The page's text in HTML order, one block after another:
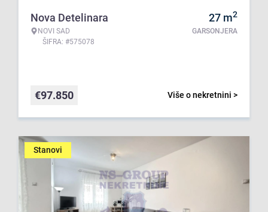
Nova Detelinara
NOVI SAD
ŠIFRA: #575078
27 m2
GARSONJERA
Više o nekretnini >
€97.850
Stanovi